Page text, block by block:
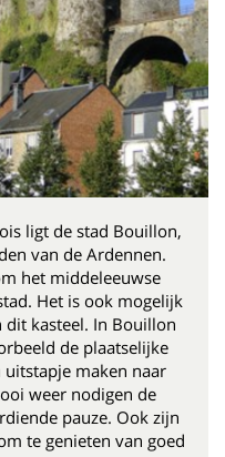
ligt de stad Bouillon,
van de Ardennen.
het middeleeuwse
Het is ook mogelijk
dit kasteel. In Bouillon
de plaatselijke
maken naar
weer nodigen de
pauze. Ook zijn
te genieten van goed